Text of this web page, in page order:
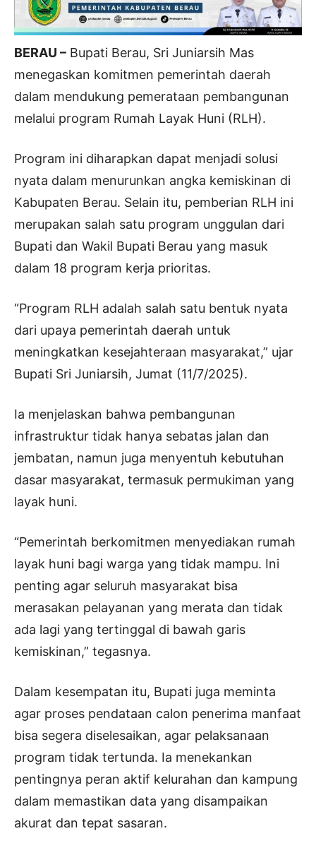
BERAU – Bupati Berau, Sri Juniarsih Mas
menegaskan komitmen pemerintah daerah
dalam mendukung pemerataan pembangunan
melalui program Rumah Layak Huni (RLH).
Program ini diharapkan dapat menjadi solusi
nyata dalam menurunkan angka kemiskinan di
Kabupaten Berau. Selain itu, pemberian RLH ini
merupakan salah satu program unggulan dari
Bupati dan Wakil Bupati Berau yang masuk
dalam 18 program kerja prioritas.
“Program RLH adalah salah satu bentuk nyata
dari upaya pemerintah daerah untuk
meningkatkan kesejahteraan masyarakat,” ujar
Bupati Sri Juniarsih, Jumat (11/7/2025).
Ia menjelaskan bahwa pembangunan
infrastruktur tidak hanya sebatas jalan dan
jembatan, namun juga menyentuh kebutuhan
dasar masyarakat, termasuk permukiman yang
layak huni.
“Pemerintah berkomitmen menyediakan rumah
layak huni bagi warga yang tidak mampu. Ini
penting agar seluruh masyarakat bisa
merasakan pelayanan yang merata dan tidak
ada lagi yang tertinggal di bawah garis
kemiskinan,” tegasnya.
Dalam kesempatan itu, Bupati juga meminta
agar proses pendataan calon penerima manfaat
bisa segera diselesaikan, agar pelaksanaan
program tidak tertunda. Ia menekankan
pentingnya peran aktif kelurahan dan kampung
dalam memastikan data yang disampaikan
akurat dan tepat sasaran.